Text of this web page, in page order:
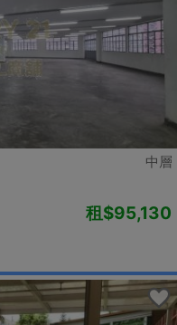
中層
租$95,130